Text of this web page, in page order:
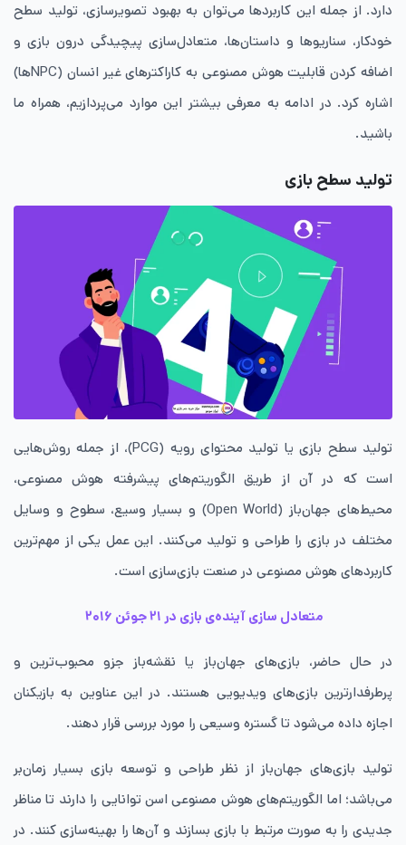
دارد. از جمله این کاربرد‌ها می‌توان به بهبود تصویرسازی‌، تولید سطح
خودکار‌، سناریو‌ها و داستان‌ها، متعادل‌سازی پیچیدگی درون بازی و
اضافه کردن قابلیت هوش مصنوعی به کاراکتر‌های غیر انسان (NPC‌ها‌)
اشاره کرد. در ادامه به معرفی بیشتر این موارد می‌پردازیم، همراه ما
باشید.
تولید سطح بازی
تولید سطح بازی یا تولید محتوای رویه (PCG)، از جمله روش‌هایی
است که در آن از طریق الگوریتم‌های پیشرفته هوش مصنوعی،
محیط‌های جهان‌باز (Open World) و بسیار وسیع، سطوح و وسایل
مختلف در بازی را طراحی و تولید می‌کنند. این عمل یکی از مهم‌ترین
کاربردهای هوش مصنوعی در صنعت بازی‌سازی است.
متعادل سازی آینده‌ی بازی در ۲۱ جوئن ۲۰۱۶
در حال حاضر، بازی‌های جهان‌باز یا نقشه‌باز جزو محبوب‌ترین و
پرطرفدارترین بازی‌های ویدیویی هستند. در این عناوین به بازیکنان
اجازه داده می‌شود تا گستره وسیعی را مورد بررسی قرار دهند.
تولید بازی‌های جهان‌باز از نظر طراحی و توسعه بازی بسیار زمان‌بر
می‌باشد؛ اما الگوریتم‌های هوش مصنوعی اسن توانایی را دارند تا مناظر
جدیدی را به صورت مرتبط با بازی بسازند و آن‌ها را بهینه‌سازی کنند. در